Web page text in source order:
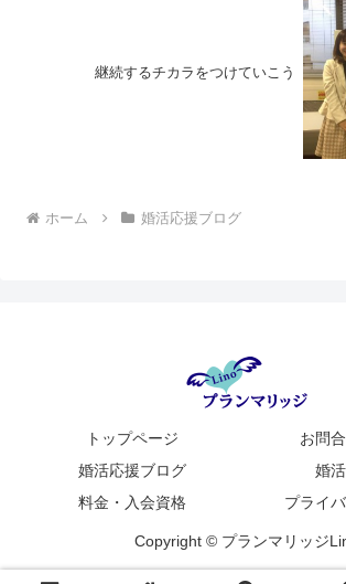
継続するチカラをつけていこう
ホーム 婚活応援ブログ
トップページ
お問
婚活応援ブログ
婚
料金・入会資格
プライ
Copyright © プランマリッジ